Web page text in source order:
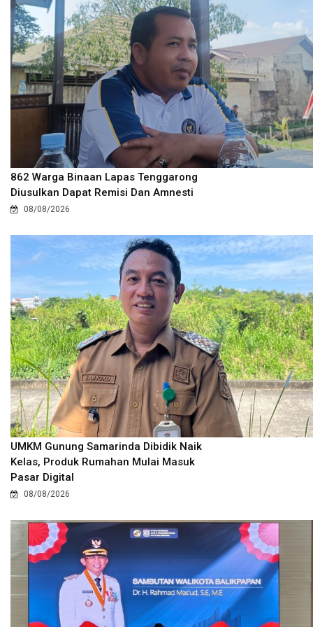
862 Warga Binaan Lapas Tenggarong
Diusulkan Dapat Remisi Dan Amnesti
08/08/2026
UMKM Gunung Samarinda Dibidik Naik
Kelas, Produk Rumahan Mulai Masuk
Pasar Digital
08/08/2026